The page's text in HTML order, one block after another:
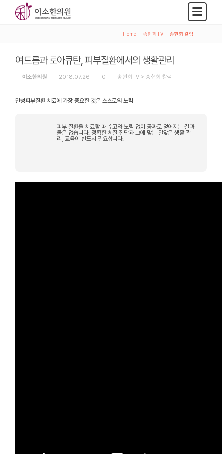
Home 송현희TV 송현희 칼럼
여드름과 로아큐탄, 피부질환에서의 생활관리
이소한의원 2018.07.26 0 송현희TV >송현희 칼럼
만성피부질환 치료에 가장 중요한 것은 스스로의 노력
피부 질환을 치료할 때 수고와 노력 없이 공짜로 얻어지는 결과
물은 없습니다. 정확한 체질 진단과 그에 맞는 알맞은 생활 관
리, 교육이 반드시 필요합니다.